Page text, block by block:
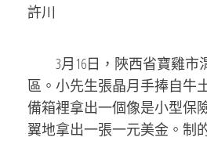
許川
3月16日，陜西省寶雞市
區。小先生張晶月手捧自牛
備箱裡拿出一個像是小型保
翼地拿出一張一元美金。制